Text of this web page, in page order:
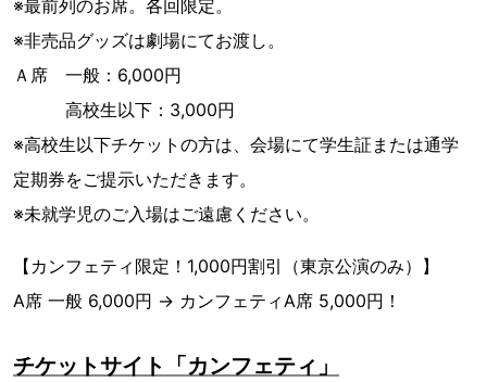
※最前列のお席。各回限定。
※非売品グッズは劇場にてお渡し。
Ａ席 一般：6,000円
高校生以下：3,000円
※高校生以下チケットの方は、会場にて学生証または通学
定期券をご提示いただきます。
※未就学児のご入場はご遠慮ください。
【カンフェティ限定！1,000円割引（東京公演のみ）】
A席 一般 6,000円 → カンフェティA席 5,000円！
チケットサイト「カンフェティ」